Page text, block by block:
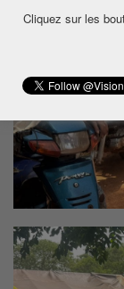
Cliquez sur les